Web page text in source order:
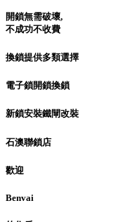
開鎖無需破壞,
不成功不收費
換鎖提供多類選擇
電子鎖開鎖換鎖
新鎖安裝鐵閘改裝
石澳聯鎖店
歡迎
Benvai